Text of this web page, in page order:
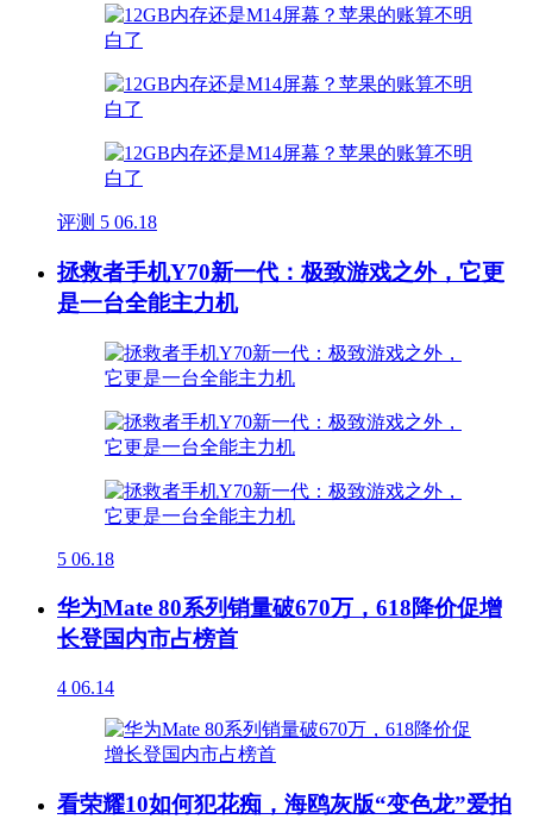
评测 5 06.18
拯救者手机Y70新一代：极致游戏之外，它更
是一台全能主力机
5 06.18
华为Mate 80系列销量破670万，618降价促增
长登国内市占榜首
4 06.14
看荣耀10如何犯花痴，海鸥灰版“变色龙”爱拍